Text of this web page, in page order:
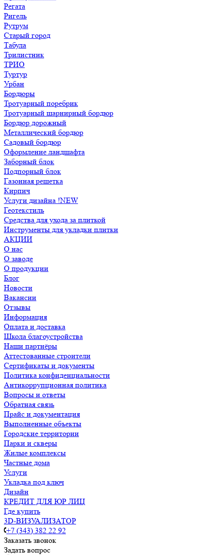
Регата
Ригель
Рутрум
Старый город
Табула
Трилистник
ТРИО
Туртур
Урбан
Бордюры
Тротуарный поребрик
Тротуарный шарнирный бордюр
Бордюр дорожный
Металлический бордюр
Садовый бордюр
Оформление ландшафта
Заборный блок
Подпорный блок
Газонная решетка
Кирпич
Услуги дизайна !NEW
Геотекстиль
Средства для ухода за плиткой
Инструменты для укладки плитки
АКЦИИ
О нас
О заводе
О продукции
Блог
Новости
Вакансии
Отзывы
Информация
Оплата и доставка
Школа благоустройства
Наши партнёры
Аттестованные строители
Сертификаты и документы
Политика конфиденциальности
Антикоррупционная политика
Вопросы и ответы
Обратная связь
Прайс и документация
Выполненные объекты
Городские территории
Парки и скверы
Жилые комплексы
Частные дома
Услуги
Укладка под ключ
Дизайн
КРЕДИТ ДЛЯ ЮР ЛИЦ
Где купить
3D-ВИЗУАЛИЗАТОР
+7 (343) 382 22 92
Заказать звонок
Задать вопрос